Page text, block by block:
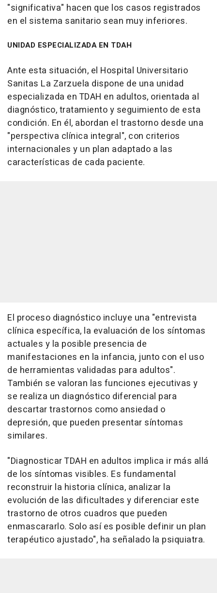
"significativa" hacen que los casos registrados
en el sistema sanitario sean muy inferiores.
UNIDAD ESPECIALIZADA EN TDAH
Ante esta situación, el Hospital Universitario
Sanitas La Zarzuela dispone de una unidad
especializada en TDAH en adultos, orientada al
diagnóstico, tratamiento y seguimiento de esta
condición. En él, abordan el trastorno desde una
"perspectiva clínica integral", con criterios
internacionales y un plan adaptado a las
características de cada paciente.
El proceso diagnóstico incluye una "entrevista
clínica específica, la evaluación de los síntomas
actuales y la posible presencia de
manifestaciones en la infancia, junto con el uso
de herramientas validadas para adultos".
También se valoran las funciones ejecutivas y
se realiza un diagnóstico diferencial para
descartar trastornos como ansiedad o
depresión, que pueden presentar síntomas
similares.
"Diagnosticar TDAH en adultos implica ir más allá
de los síntomas visibles. Es fundamental
reconstruir la historia clínica, analizar la
evolución de las dificultades y diferenciar este
trastorno de otros cuadros que pueden
enmascararlo. Solo así es posible definir un plan
terapéutico ajustado", ha señalado la psiquiatra.